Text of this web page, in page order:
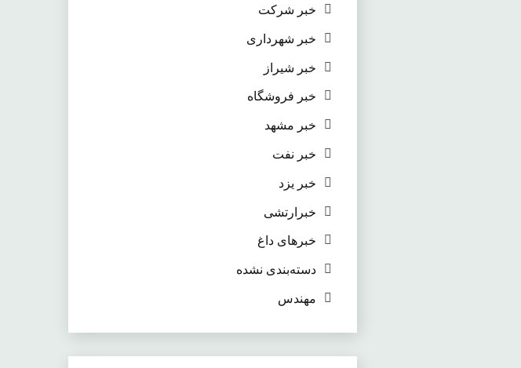
خبر شرکت
خبر شهرداری
خبر شیراز
خبر فروشگاه
خبر مشهد
خبر نفت
خبر یزد
خبرارتشی
خبرهای داغ
دسته‌بندی نشده
مهندس